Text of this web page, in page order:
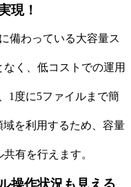
現！
備わっている大容量ス
く、低コストでの運用
1度に5ファイルまで簡
域を利用するため、容量
有を行えます。
操作状況も見える